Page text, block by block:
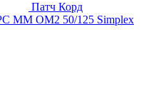
Патч Корд
MM OM2 50/125 Simplex